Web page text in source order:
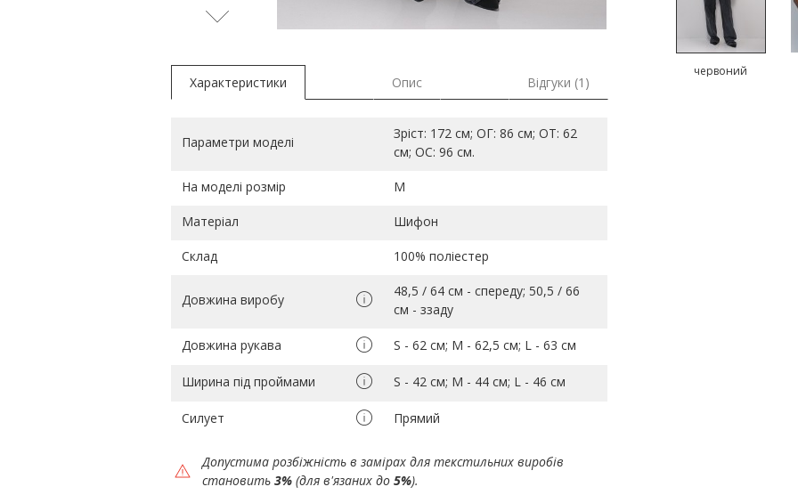
червоний
Характеристики Опис Відгуки (1)
Параметри моделі
Зріст: 172 см; ОГ: 86 см; ОТ: 62
см; ОС: 96 см.
На моделі розмір M
Матеріал Шифон
Склад 100% поліестер
Довжина виробу
48,5 / 64 см - спереду; 50,5 / 66
см - ззаду
Довжина рукава S - 62 см; M - 62,5 см; L - 63 см
Ширина під проймами S - 42 см; M - 44 см; L - 46 см
Силует Прямий
Допустима розбіжність в замірах для текстильних виробів
становить 3% (для в'язаних до 5%).